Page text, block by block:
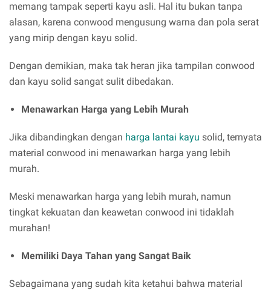
memang tampak seperti kayu asli. Hal itu bukan tanpa
alasan, karena conwood mengusung warna dan pola serat
yang mirip dengan kayu solid.
Dengan demikian, maka tak heran jika tampilan conwood
dan kayu solid sangat sulit dibedakan.
Menawarkan Harga yang Lebih Murah
Jika dibandingkan dengan harga lantai kayu solid, ternyata
material conwood ini menawarkan harga yang lebih
murah.
Meski menawarkan harga yang lebih murah, namun
tingkat kekuatan dan keawetan conwood ini tidaklah
murahan!
Memiliki Daya Tahan yang Sangat Baik
Sebagaimana yang sudah kita ketahui bahwa material